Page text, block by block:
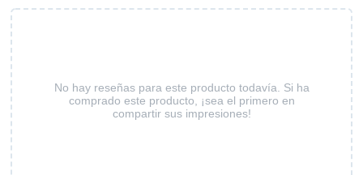
No hay reseñas para este producto todavía. Si ha
comprado este producto, ¡sea el primero en
compartir sus impresiones!